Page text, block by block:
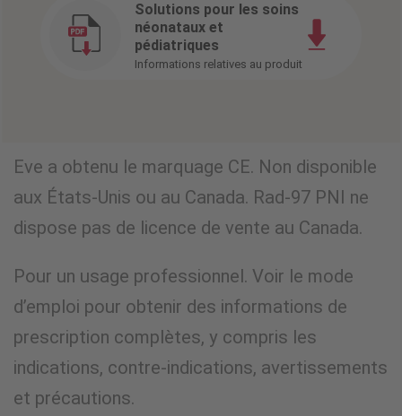
Solutions pour les soins
néonataux et
pédiatriques
Informations relatives au produit
Eve a obtenu le marquage CE. Non disponible
aux États-Unis ou au Canada. Rad-97 PNI ne
dispose pas de licence de vente au Canada.
Pour un usage professionnel. Voir le mode
d’emploi pour obtenir des informations de
prescription complètes, y compris les
indications, contre-indications, avertissements
et précautions.